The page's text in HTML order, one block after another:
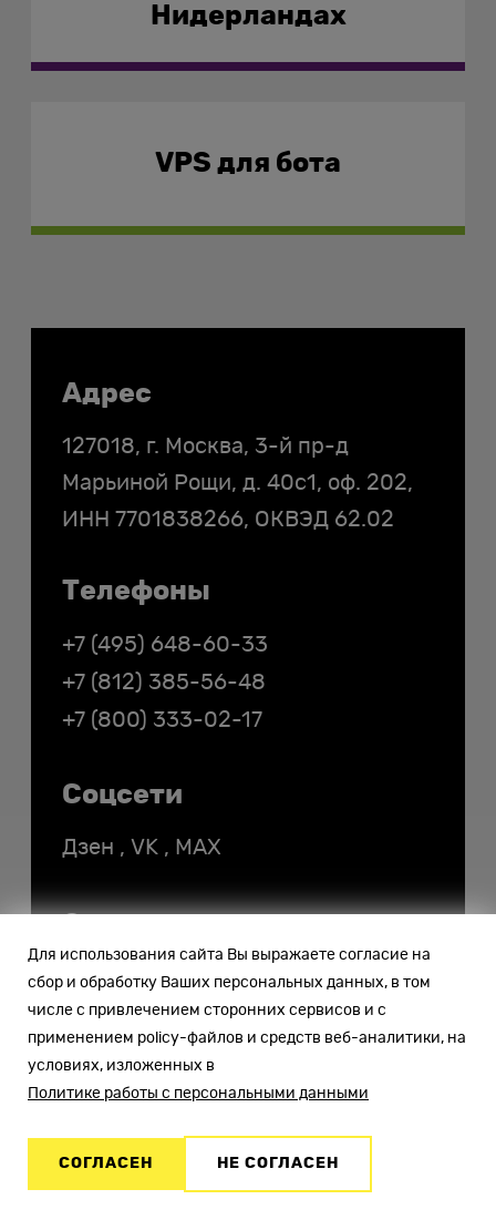
Нидерландах
VPS для бота
Контакты
Адрес
127018, г. Москва, 3-й пр-д
Марьиной Рощи, д. 40с1, оф. 202,
ИНН 7701838266, ОКВЭД 62.02
Телефоны
+7 (495) 648-60-33
+7 (812) 385-56-48
+7 (800) 333-02-17
Соцсети
Дзен , VK , MAX
sales@ihc.ru
Общие вопросы
info@ihc.ru
Бухгалтерия
Для использования сайта Вы выражаете согласие на
сбор и обработку Ваших персональных данных, в том
числе с привлечением сторонних сервисов и с
применением policy-файлов и средств веб-аналитики, на
условиях, изложенных в
Политике работы с персональными данными
СОГЛАСЕН НЕ СОГЛАСЕН